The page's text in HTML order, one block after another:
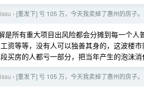
› [重发下] 亏 105 万，今天我卖掉了惠州的房子。
是所有重大项目出风险都会分摊到每一个人
资等等，没有人可以独善其身的，这波楼
买房的人都亏一部分，把当年产生的泡沫
› [重发下] 亏 105 万，今天我卖掉了惠州的房子。